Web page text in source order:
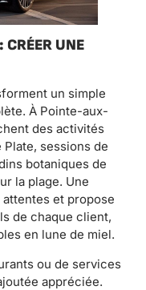
CRÉER UNE
un simple
À Pointe-aux-
des activités
sessions de
botaniques de
la plage. Une
et propose
de chaque client,
en lune de miel.
ou de services
appréciée.